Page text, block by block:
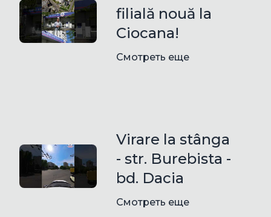
filială nouă la
Ciocana!
Смотреть еще
Virare la stânga
- str. Burebista -
bd. Dacia
Смотреть еще